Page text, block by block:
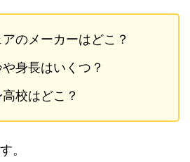
のメーカーはどこ？
身長はいくつ？
校はどこ？
。